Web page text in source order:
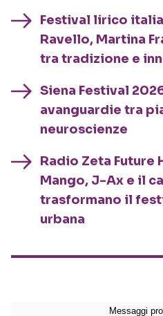
Festival lirico
Ravello, Martina
tra tradizione e
Siena Festival
avanguardie tra
neuroscienze
Radio Zeta Future
Mango, J-Ax e il
trasformano il
urbana